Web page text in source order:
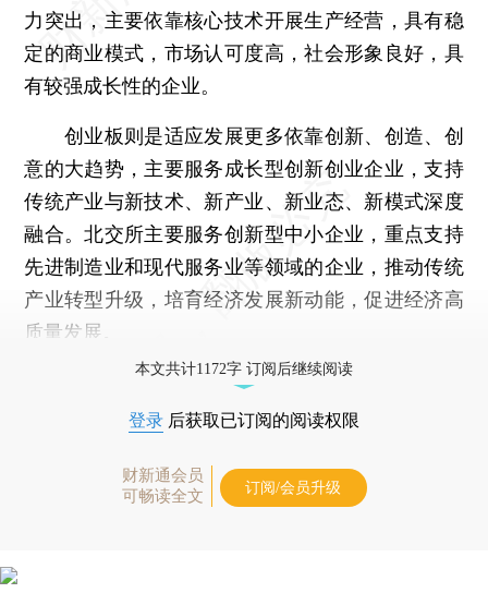
力突出，主要依靠核心技术开展生产经营，具有稳
定的商业模式，市场认可度高，社会形象良好，具
有较强成长性的企业。
创业板则是适应发展更多依靠创新、创造、创
意的大趋势，主要服务成长型创新创业企业，支持
传统产业与新技术、新产业、新业态、新模式深度
融合。北交所主要服务创新型中小企业，重点支持
先进制造业和现代服务业等领域的企业，推动传统
产业转型升级，培育经济发展新动能，促进经济高
质量发展。
本文共计1172字 订阅后继续阅读
登录 后获取已订阅的阅读权限
财新通会员
可畅读全文
订阅/会员升级